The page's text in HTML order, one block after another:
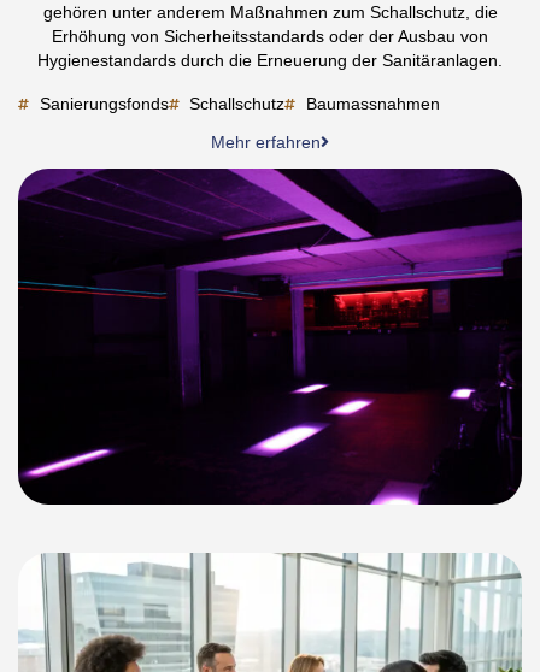
gehören unter anderem Maßnahmen zum Schallschutz, die
Erhöhung von Sicherheitsstandards oder der Ausbau von
Hygienestandards durch die Erneuerung der Sanitäranlagen.
Sanierungsfonds Schallschutz
Baumassnahmen
Mehr erfahren